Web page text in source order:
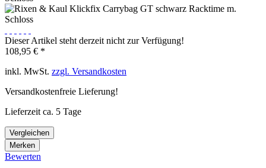
Dieser Artikel steht derzeit nicht zur Verfügung!
108,95 € *
inkl. MwSt. zzgl. Versandkosten
Versandkostenfreie Lieferung!
Lieferzeit ca. 5 Tage
Vergleichen
Merken
Bewerten